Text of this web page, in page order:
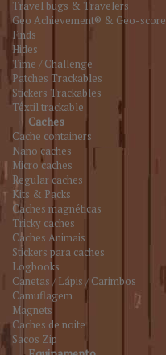
Travel bugs & Travelers
Geo Achievement® & Geo-score
Finds
Hides
Time / Challenge
Patches Trackables
Stickers Trackables
Têxtil trackable
Caches
Cache containers
Nano caches
Micro caches
Regular caches
Kits & Packs
Caches magnéticas
Tricky caches
Caches Animais
Stickers para caches
Logbooks
Canetas / Lápis / Carimbos
Camuflagem
Magnets
Caches de noite
Sacos Zip